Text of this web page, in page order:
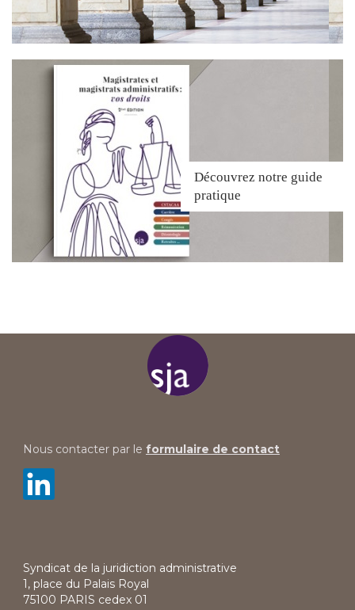
Découvrez notre guide
pratique
Nous contacter par le formulaire de contact
Syndicat de la juridiction administrative
1, place du Palais Royal
75100 PARIS cedex 01